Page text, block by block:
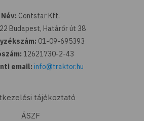
Név: Contstar Kft.
Budapest, Határőr út 38
01-09-695393
12621730-2-43
email: info@traktor.hu
tájékoztató
ÁSZF